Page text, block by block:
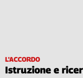
L'ACCORDO
Istruzione e